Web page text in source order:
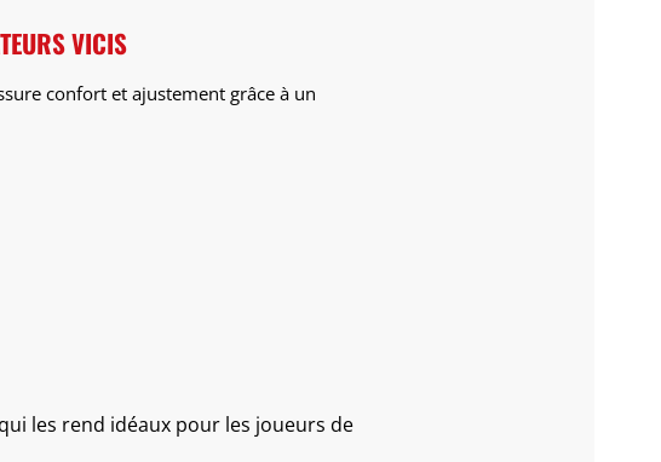
VICIS
confort et ajustement grâce à un
les rend idéaux pour les joueurs de